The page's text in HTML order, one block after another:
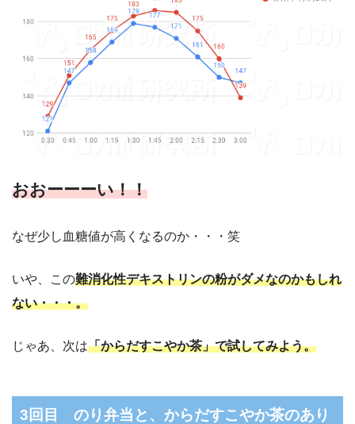
おおーーーい！！
なぜ少し血糖値が高くなるのか・・・笑
いや、この難消化性デキストリンの粉がダメなのかもしれ
ない・・・。
じゃあ、次は「からだすこやか茶」で試してみよう。
3回目 のり弁当と、からだすこやか茶のあり